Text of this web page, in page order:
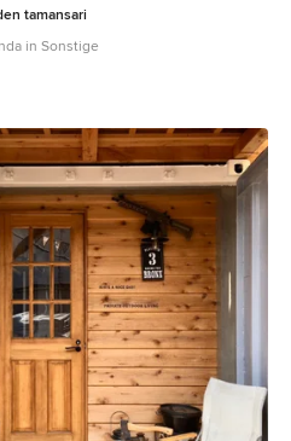
tamansari
in Sonstige